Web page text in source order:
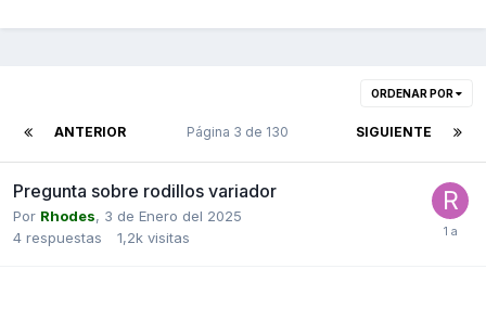
ORDENAR POR
ANTERIOR SIGUIENTE
Página 3 de 130
Pregunta sobre rodillos variador
Por Rhodes, 3 de Enero del 2025
4 respuestas 1,2k visitas